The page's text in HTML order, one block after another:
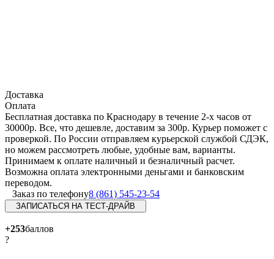
Доставка
Оплата
Бесплатная доставка по Краснодару в течение 2-х часов от
30000р. Все, что дешевле, доставим за 300р. Курьер поможет с
проверкой. По России отправляем курьерской службой СДЭК,
но можем рассмотреть любые, удобные вам, варианты.
Принимаем к оплате наличный и безналичный расчет.
Возможна оплата электронными деньгами и банковским
переводом.
Заказ по телефону8 (861) 545-23-54
ЗАПИСАТЬСЯ НА ТЕСТ-ДРАЙВ
+253баллов
?